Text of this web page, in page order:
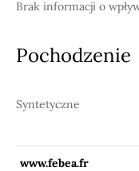
Brak informacji o
Pochodzenie
Syntetyczne
www.febea.fr